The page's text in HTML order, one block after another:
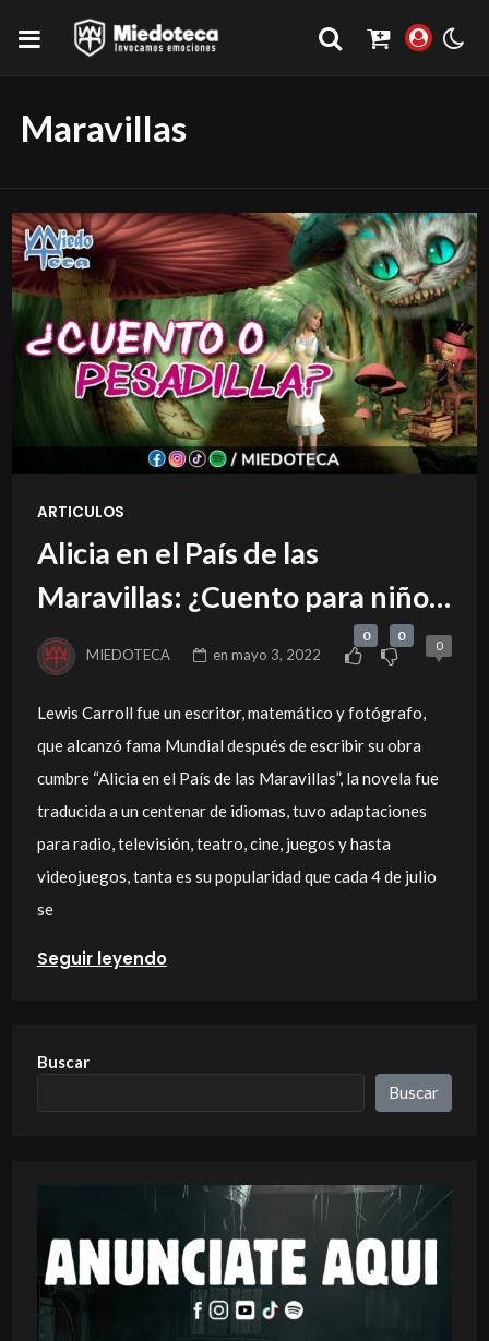
Maravillas
ARTICULOS
Alicia en el País de las
Maravillas: ¿Cuento para niños
o una verdadera pesadilla?.
MIEDOTECA enmayo 3, 2022
0 0
0
Lewis Carroll fue un escritor, matemático y fotógrafo,
que alcanzó fama Mundial después de escribir su obra
cumbre “Alicia en el País de las Maravillas”, la novela fue
traducida a un centenar de idiomas, tuvo adaptaciones
para radio, televisión, teatro, cine, juegos y hasta
videojuegos, tanta es su popularidad que cada 4 de julio
se
Seguir leyendo
Buscar
Buscar